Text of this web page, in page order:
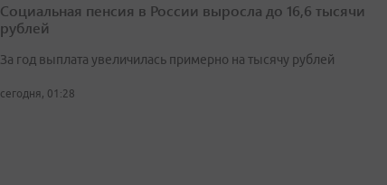
Социальная пенсия в России выросла до 16,6 тысячи
рублей
За год выплата увеличилась примерно на тысячу рублей
сегодня, 01:28